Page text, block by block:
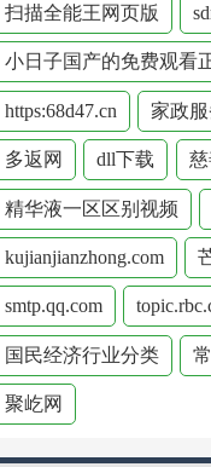
扫描全能王网页版
小日子国产的免费观看
https:68d47.cn 家政
多返网 dll下载
精华液一区区别视频
kujianjianzhong.com
smtp.qq.com
国民经济行业分类
聚屹网